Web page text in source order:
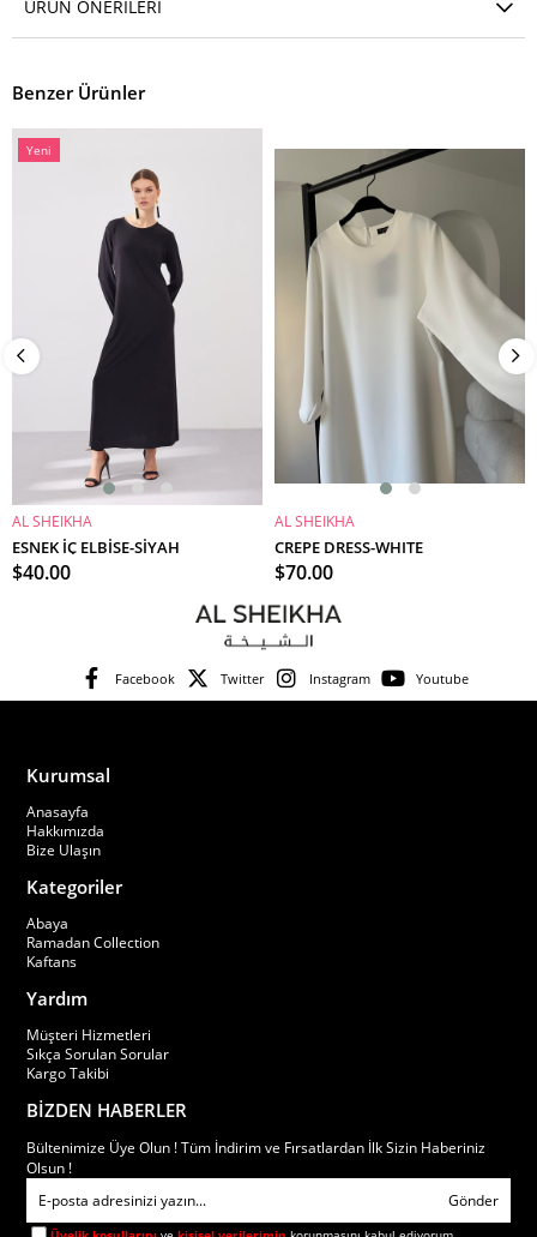
ÜRÜN ÖNERILERI
Benzer Ürünler
SEPETE EKLE
Yeni
AL SHEIKHA
ESNEK İÇ ELBİSE-SİYAH
$40.00
SEPETE EKLE
AL SHEIKHA
CREPE DRESS-WHITE
$70.00
Facebook Twitter Instagram Youtube
Kurumsal
Anasayfa
Hakkımızda
Bize Ulaşın
Kategoriler
Abaya
Ramadan Collection
Kaftans
Yardım
Müşteri Hizmetleri
Sıkça Sorulan Sorular
Kargo Takibi
BİZDEN HABERLER
Bültenimize Üye Olun ! Tüm İndirim ve Fırsatlardan İlk Sizin Haberiniz
Olsun !
Gönder